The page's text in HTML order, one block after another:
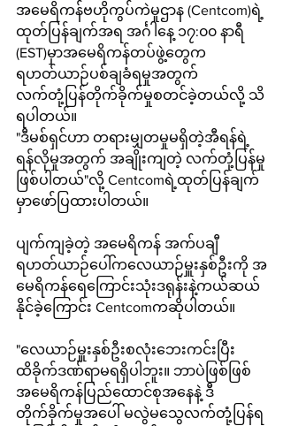
အမေရိကန်ဗဟိုကွပ်ကဲမှုဌာန (Centcom)ရဲ့
ထုတ်ပြန်ချက်အရ အင်္ဂါနေ့ ၁၇:၀၀ နာရီ
(EST)မှာအမေရိကန်တပ်ဖွဲ့တွေက
ရဟတ်ယာဉ်ပစ်ချခံရမှုအတွက်
လက်တုံ့ပြန်တိုက်ခိုက်မှုစတင်ခဲ့တယ်လို့ သိ
ရပါတယ်။
"ဒီမစ်ရှင်ဟာ တရားမျှတမှုမရှိတဲ့အီရန်ရဲ့
ရန်လိုမှုအတွက် အချိုးကျတဲ့ လက်တုံ့ပြန်မှု
ဖြစ်ပါတယ်"လို့ Centcomရဲ့ထုတ်ပြန်ချက်
မှာဖော်ပြထားပါတယ်။
ပျက်ကျခဲ့တဲ့ အမေရိကန် အက်ပချီ
ရဟတ်ယာဉ်ပေါ်ကလေယာဉ်မှူးနှစ်ဦးကို အ
မေရိကန်ရေကြောင်းသုံးဒရုန်းနဲ့ကယ်ဆယ်
နိုင်ခဲ့ကြောင်း Centcomကဆိုပါတယ်။
"လေယာဉ်မှူးနှစ်ဦးစလုံးဘေးကင်းပြီး
ထိခိုက်ဒဏ်ရာမရရှိပါဘူး။ ဘာပဲဖြစ်ဖြစ်
အမေရိကန်ပြည်ထောင်စုအနေနဲ့ ဒီ
တိုက်ခိုက်မှုအပေါ် မလွဲမသွေလက်တုံ့ပြန်ရ